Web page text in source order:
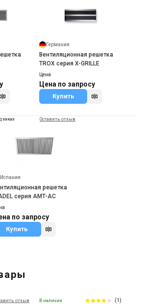
Германия
Вентиляционная решетка
TROX серия X-GRILLE
Цена
Цена по запросу
Купить
заказ Оставить отзыв
Испания
решетка
серия AMT-AC
по запросу
Купить
отзыв В наличии (1)